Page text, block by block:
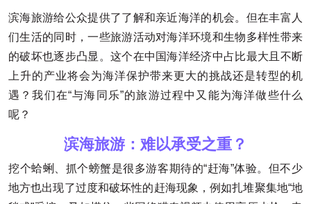
滨海旅游给公众提供了了解和亲近海洋的机会。但在丰富人
们生活的同时，一些旅游活动对海洋环境和生物多样性带来
的破坏也逐步凸显。这个在中国海洋经济中占比最大且不断
上升的产业将会为海洋保护带来更大的挑战还是转型的机
遇？我们在“与海同乐”的旅游过程中又能为海洋做些什么
呢？
滨海旅游：难以承受之重？
挖个蛤蜊、抓个螃蟹是很多游客期待的“赶海”体验。但不少
地方也出现了过度和破坏性的赶海现象，例如扎堆聚集地“地